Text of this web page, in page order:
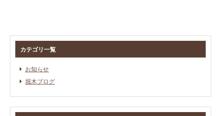
カテゴリ一覧
お知らせ
堀木ブログ